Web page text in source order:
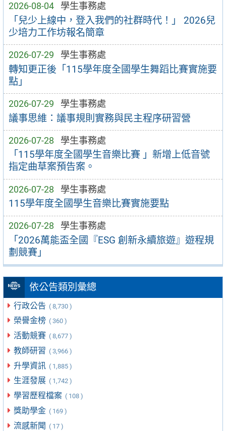
2026-08-04 學生事務處
「兒少上線中，登入我們的社群時代！」 2026兒
少培力工作坊報名簡章
2026-07-29 學生事務處
轉知更正後「115學年度全國學生舞蹈比賽實施要
點」
2026-07-29 學生事務處
議事思維：議事規則實務與民主程序研習營
2026-07-28 學生事務處
「115學年度全國學生音樂比賽 」新增上低音號
指定曲草案預告案。
2026-07-28 學生事務處
115學年度全國學生音樂比賽實施要點
2026-07-28 學生事務處
「2026萬能盃全國『ESG 創新永續旅遊』遊程規
劃競賽」
依公告類別彙總
行政公告 ( 8,730 )
榮譽金榜 ( 360 )
活動競賽 ( 8,677 )
教師研習 ( 3,966 )
升學資訊 ( 1,885 )
生涯發展 ( 1,742 )
學習歷程檔案 ( 108 )
獎助學金 ( 169 )
流感新聞 ( 17 )